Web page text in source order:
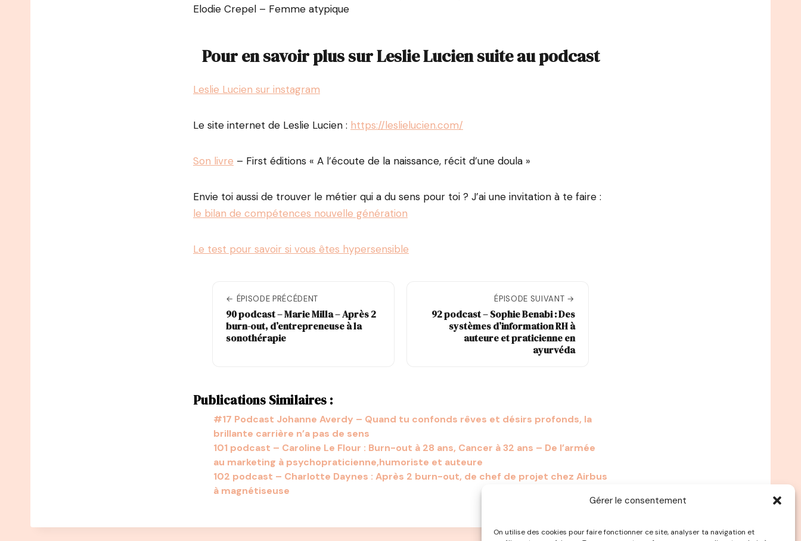
Gérer le consentement
On utilise des cookies pour faire fonctionner ce site, analyser ta navigation et
Elodie Crepel – Femme atypique
Pour en savoir plus sur Leslie Lucien suite au podcast
Leslie Lucien sur instagram
Le site internet de Leslie Lucien : https://leslielucien.com/
Son livre – First éditions « A l’écoute de la naissance, récit d’une doula »
Envie toi aussi de trouver le métier qui a du sens pour toi ? J’ai une invitation à te faire :
le bilan de compétences nouvelle génération
Le test pour savoir si vous êtes hypersensible
← ÉPISODE PRÉCÉDENT
90 podcast – Marie Milla – Après 2
burn-out, d’entrepreneuse à la
sonothérapie
ÉPISODE SUIVANT →
92 podcast – Sophie Benabi : Des
systèmes d’information RH à
auteure et praticienne en
ayurvéda
Publications Similaires :
#17 Podcast Johanne Averdy – Quand tu confonds rêves et désirs profonds, la
brillante carrière n’a pas de sens
101 podcast – Caroline Le Flour : Burn-out à 28 ans, Cancer à 32 ans – De l’armée
au marketing à psychopraticienne,humoriste et auteure
102 podcast – Charlotte Daynes : Après 2 burn-out, de chef de projet chez Airbus
à magnétiseuse